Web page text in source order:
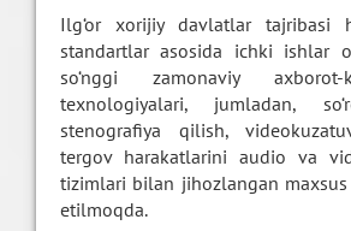
Ilg‘or xorijiy davlatlar tajribasi
standartlar asosida ichki ishlar
so‘nggi zamonaviy axborot-
texnologiyalari, jumladan,
stenografiya qilish,
tergov harakatlarini audio va
tizimlari bilan jihozlangan
etilmoqda.